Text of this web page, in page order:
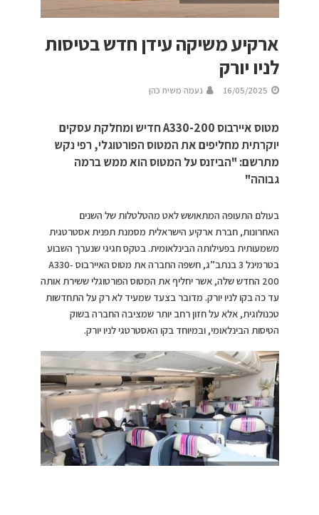
ארקיע משיקה עידן חדש בטיסות
לניו יורק
16/05/2025 נעמה משיח כהן
מטוס איירבוס A330-200 חדיש ומחלקת עסקים
יוקרתית מחליפים את המטוס הפורטוגלי, רפי נקש
מתרשם: "הביזנס על המטוס הוא ממש ברמה
גבוהה"
בעולם התעופה המתאושש לאט מהטלטלות של השנים
האחרונות, חברת ארקיע הישראלית מסמנת תפנית אסטרטגית
משמעותית בפעילותה הבינלאומית. בטקס חגיגי שנערך השבוע
בטרמינל 3 בנתב”ג, חשפה החברה את מטוס האיירבוס A330-
200 החדש שלה, אשר יחליף את המטוס הפורטוגלי ששירת אותה
עד כה בקו לניו יורק. מדובר בצעד שמעיד לא רק על התחדשות
טכנולוגית, אלא על חזון רחב יותר שמציבה החברה בשוק
הטיסות הבינלאומי, ובמיוחד בקו האסטרטגי לניו יורק.